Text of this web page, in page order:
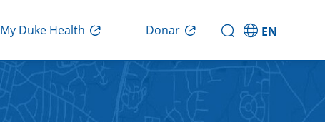
My Duke Health Donar EN